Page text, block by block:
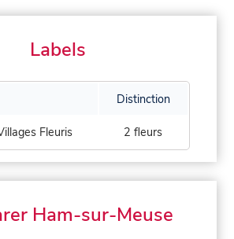
Labels
Distinction
Fleuris 2 fleurs
Ham-sur-Meuse